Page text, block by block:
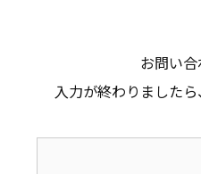
お問い合
入力が終わりました